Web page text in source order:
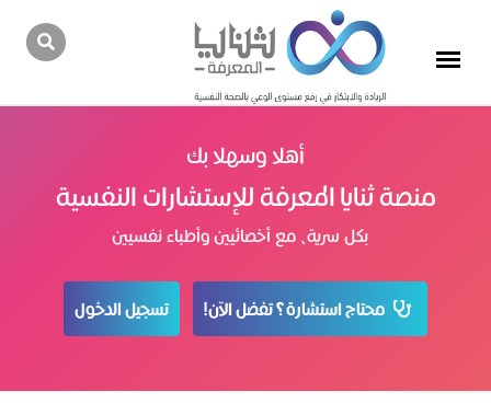
أهلا وسهلا بك
منصة ثنايا المعرفة للإستشارات النفسية
بكل سرية، مع أخصائيين وأطباء نفسيين
محتاج استشارة؟ تفضل الآن! تسجيل الدخول